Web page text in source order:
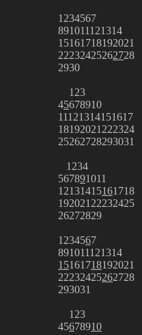
1 234567
891011121314
15161718192021
22232425262728
2930
1 23
45678910
11121314151617
18192021 222324
25262728293031
1 234
567891011
12131415161718
192021 22232425
26272829
1 234567
891011121314
15161718192021
22232425262728
293031
1 23
45678910